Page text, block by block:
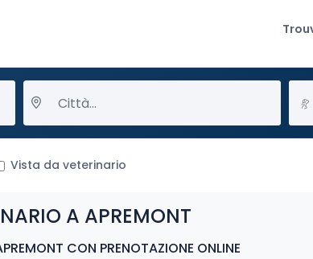
Vista da veterinario
A APREMONT
CON PRENOTAZIONE ONLINE